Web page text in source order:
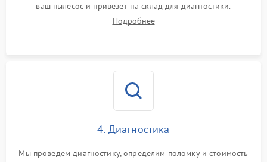
ваш пылесос и привезет на склад для диагностики.
Подробнее
4. Диагностика
Мы проведем диагностику, определим поломку и стоимость